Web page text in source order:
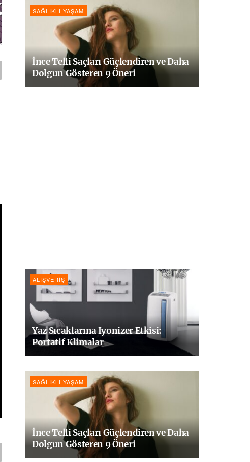
SAĞLIKLI YAŞAM
İnce Telli Saçları Güçlendiren ve Daha
Dolgun Gösteren 9 Öneri
ALIŞVERIŞ
Yaz Sıcaklarına Iyonizer Etkisi:
Portatif Klimalar
SAĞLIKLI YAŞAM
İnce Telli Saçları Güçlendiren ve Daha
Dolgun Gösteren 9 Öneri